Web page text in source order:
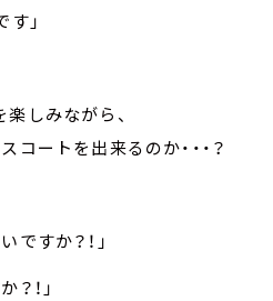
」
しみながら、
ートを出来るのか・・・？
ですか？！」
！」